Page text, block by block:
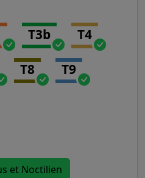
T3b T4
T8 T9
et Noctilien